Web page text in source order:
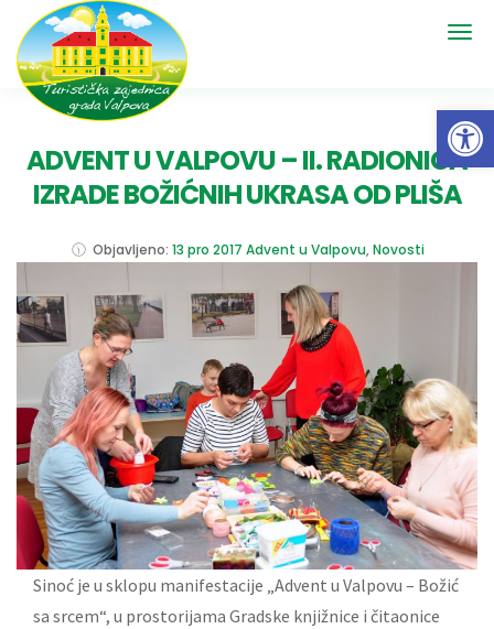
ADVENT U VALPOVU – II. RADIONICA
IZRADE BOŽIĆNIH UKRASA OD PLIŠA
Objavljeno: 13 pro 2017 Advent u Valpovu,Novosti
Sinoć je u sklopu manifestacije „Advent u Valpovu – Božić
sa srcem“, u prostorijama Gradske knjižnice i čitaonice